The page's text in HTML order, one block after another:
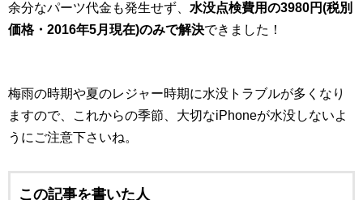
余分なパーツ代金も発生せず、 水没点検費用の3980円(税別
価格・2016年5月現在)のみで解決できました！
梅雨の時期や夏のレジャー時期に水没トラブルが多くなり
ますので、これからの季節、大切なiPhoneが水没しないよ
うにご注意下さいね。
この記事を書いた人